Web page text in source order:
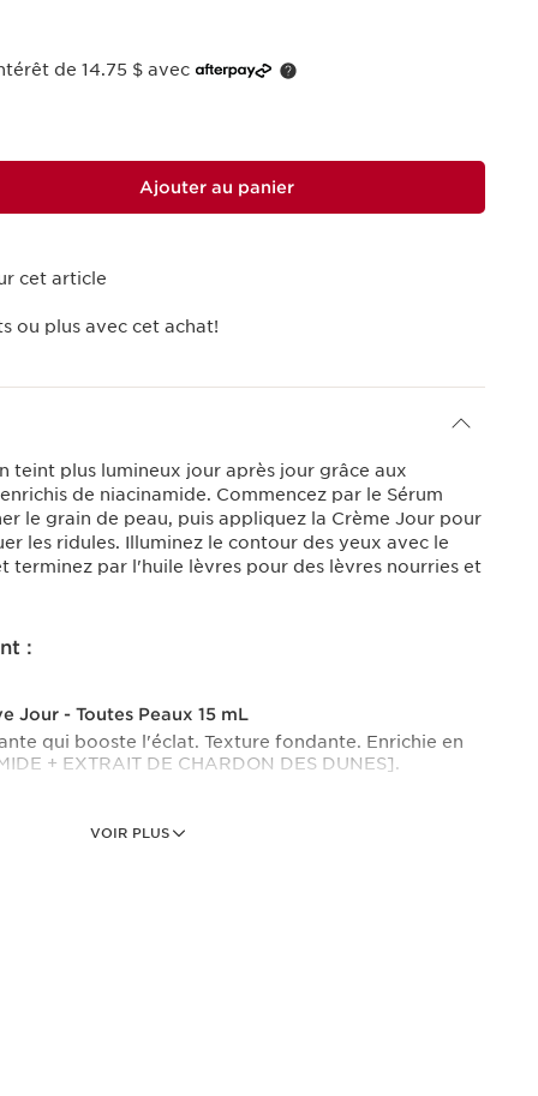
de 14.75 $ avec
Ajouter au panier
cet article
ou plus avec cet achat!
VOIR PLUS
teint plus lumineux jour après jour grâce aux
de niacinamide. Commencez par le Sérum
le grain de peau, puis appliquez la Crème Jour pour
les ridules. Illuminez le contour des yeux avec le
terminez par l'huile lèvres pour des lèvres nourries et
:
Jour - Toutes Peaux 15 mL
qui booste l'éclat. Texture fondante. Enrichie en
+ EXTRAIT DE CHARDON DES DUNES].